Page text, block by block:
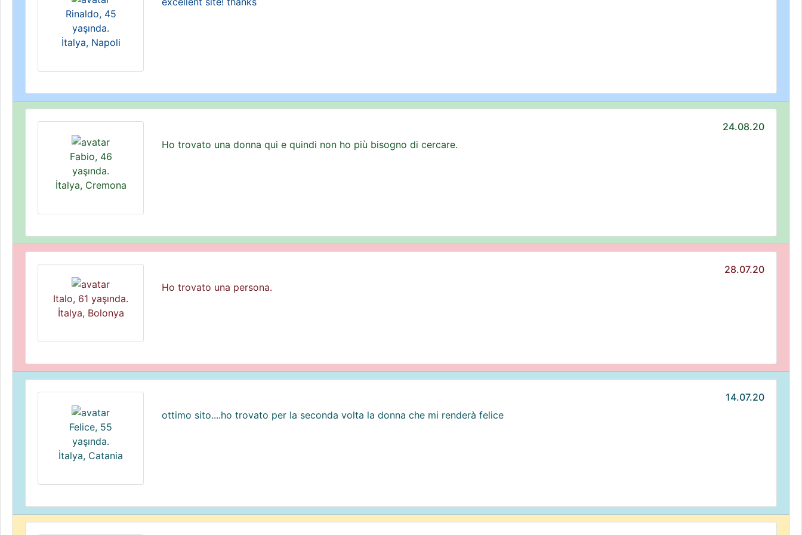
Rinaldo, 45
yaşında.
İtalya, Napoli
Fabio, 46
yaşında.
İtalya, Cremona
24.08.20
Ho trovato una donna qui e quindi non ho più bisogno di cercare.
Italo, 61 yaşında.
İtalya, Bolonya
28.07.20
Ho trovato una persona.
Felice, 55
yaşında.
İtalya, Catania
14.07.20
ottimo sito....ho trovato per la seconda volta la donna che mi renderà felice